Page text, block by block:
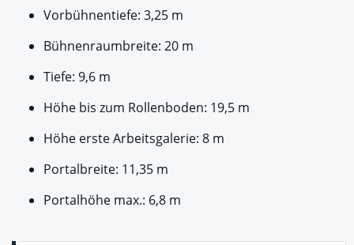
Vorbühnentiefe: 3,25 m
Bühnenraumbreite: 20 m
Tiefe: 9,6 m
Höhe bis zum Rollenboden: 19,5 m
Höhe erste Arbeitsgalerie: 8 m
Portalbreite: 11,35 m
Portalhöhe max.: 6,8 m